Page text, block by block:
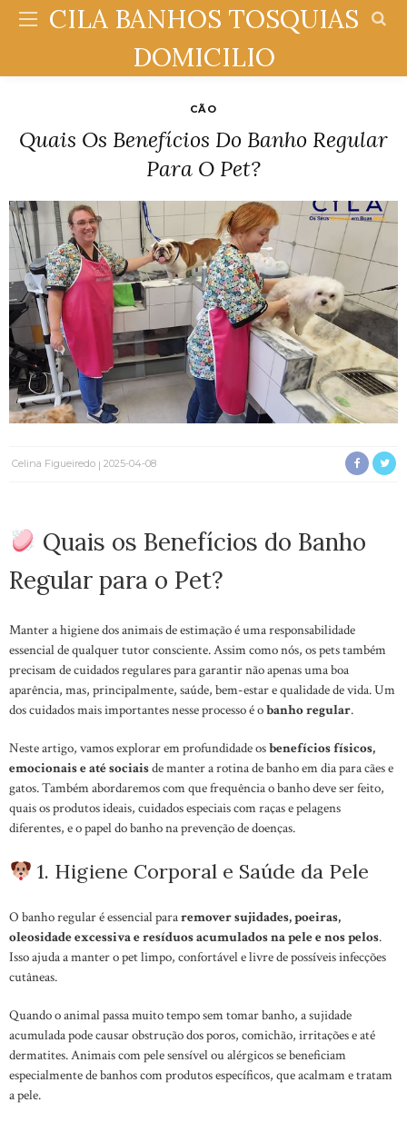
CILA BANHOS TOSQUIAS
DOMICILIO
CÃO
Quais Os Benefícios Do Banho Regular
Para O Pet?
Celina Figueiredo 2025-04-08
Quais os Benefícios do Banho
Regular para o Pet?
Manter a higiene dos animais de estimação é uma responsabilidade
essencial de qualquer tutor consciente. Assim como nós, os pets também
precisam de cuidados regulares para garantir não apenas uma boa
aparência, mas, principalmente, saúde, bem-estar e qualidade de vida. Um
dos cuidados mais importantes nesse processo é obanho regular.
Neste artigo, vamos explorar em profundidade osbenefícios físicos,
emocionais e até sociaisde manter a rotina de banho em dia para cães e
gatos. Também abordaremos com que frequência o banho deve ser feito,
quais os produtos ideais, cuidados especiais com raças e pelagens
diferentes, e o papel do banho na prevenção de doenças.
1. Higiene Corporal e Saúde da Pele
O banho regular é essencial pararemover sujidades, poeiras,
oleosidade excessiva e resíduos acumulados na pele e nos pelos.
Isso ajuda a manter o pet limpo, confortável e livre de possíveis infecções
cutâneas.
Quando o animal passa muito tempo sem tomar banho, a sujidade
acumulada pode causar obstrução dos poros, comichão, irritações e até
dermatites. Animais com pele sensível ou alérgicos se beneficiam
especialmente de banhos com produtos específicos, que acalmam e tratam
a pele.